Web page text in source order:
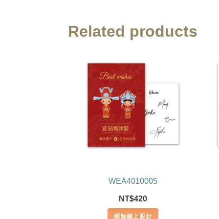
Related products
WEA4010005
NT$420
開始線上設計